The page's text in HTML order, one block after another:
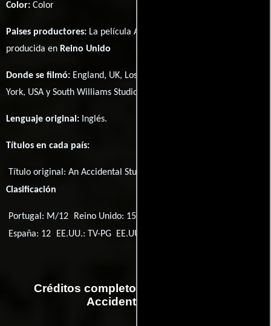
Color: Color
Paises productores: La película An Accidental Studio fué
producida en Reino Unido
Donde se filmó: England, UK, Los Angeles, California, USA, New
York, USA y South Williams Studio, Dublin, Ireland.
Lenguaje original: Inglés.
Títulos en cada país:
Título original:An Accidental Studio
Clasificación
Portugal: M/12 Reino Unido: 15
España: 12
EE.UU.: TV-PG EE.UU.: TV-14
Créditos completos de la película An
Accidental Studio